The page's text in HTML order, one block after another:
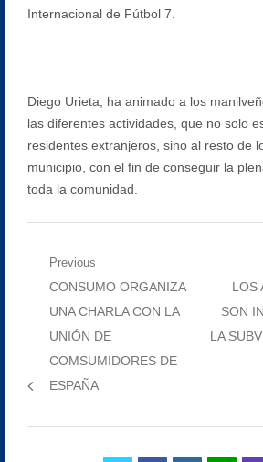
Internacional de Fútbol 7.
Diego Urieta, ha animado a los
las diferentes actividades, que no solo
residentes extranjeros, sino al resto de
municipio, con el fin de conseguir la
toda la comunidad.
Navegación
entradas
Previous
Previous
post:
CONSUMO ORGANIZA
UNA CHARLA CON LA
UNIÓN DE
COMSUMIDORES DE
ESPAÑA
Next
post:
LOS
SON
LA